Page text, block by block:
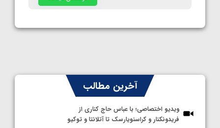
آخرین مطالب
ویدیو اختصاصی؛ با عباس حاج کناری از
فریدونکنار و کراسنویارسک تا آتلانتا و توکیو